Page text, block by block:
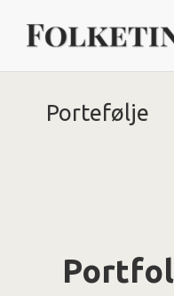
Portefølje